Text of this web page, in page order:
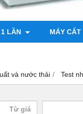
LẦN MÁY
và nước thải Test